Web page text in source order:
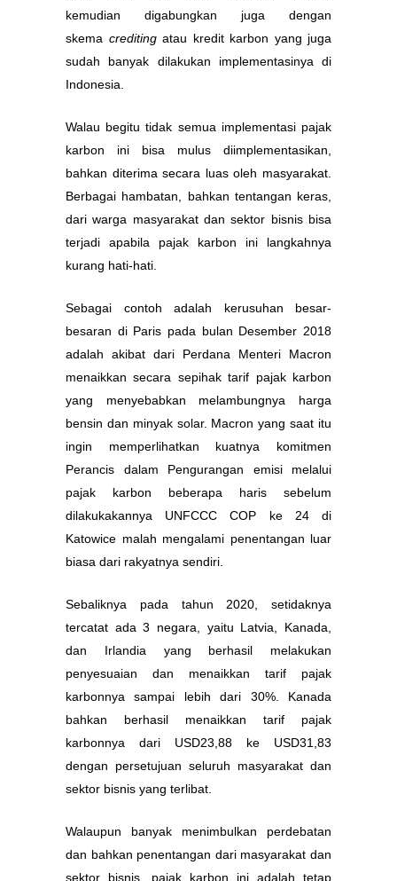
kemudian digabungkan juga dengan
skema creditingatau kredit karbon yang juga
sudah banyak dilakukan implementasinya di
Indonesia.
Walau begitu tidak semua implementasi pajak
karbon ini bisa mulus diimplementasikan,
bahkan diterima secara luas oleh masyarakat.
Berbagai hambatan, bahkan tentangan keras,
dari warga masyarakat dan sektor bisnis bisa
terjadi apabila pajak karbon ini langkahnya
kurang hati-hati.
Sebagai contoh adalah kerusuhan besar-
besaran di Paris pada bulan Desember 2018
adalah akibat dari Perdana Menteri Macron
menaikkan secara sepihak tarif pajak karbon
yang menyebabkan melambungnya harga
bensin dan minyak solar. Macron yang saat itu
ingin memperlihatkan kuatnya komitmen
Perancis dalam Pengurangan emisi melalui
pajak karbon beberapa haris sebelum
dilakukakannya UNFCCC COP ke 24 di
Katowice malah mengalami penentangan luar
biasa dari rakyatnya sendiri.
Sebaliknya pada tahun 2020, setidaknya
tercatat ada 3 negara, yaitu Latvia, Kanada,
dan Irlandia yang berhasil melakukan
penyesuaian dan menaikkan tarif pajak
karbonnya sampai lebih dari 30%. Kanada
bahkan berhasil menaikkan tarif pajak
karbonnya dari USD23,88 ke USD31,83
dengan persetujuan seluruh masyarakat dan
sektor bisnis yang terlibat.
Walaupun banyak menimbulkan perdebatan
dan bahkan penentangan dari masyarakat dan
sektor bisnis, pajak karbon ini adalah tetap